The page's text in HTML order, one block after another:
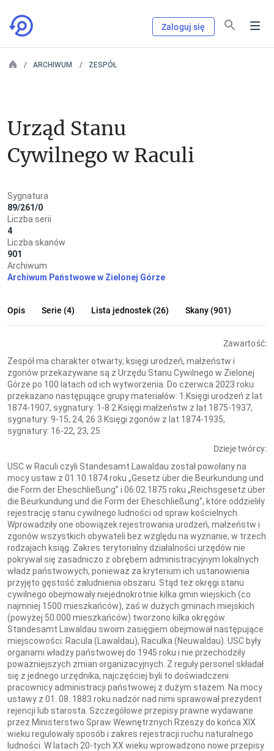
Zaloguj się
ARCHIWUM ZESPÓŁ
Urząd Stanu
Cywilnego w Raculi
Sygnatura
89/261/0
Liczba serii
4
Liczba skanów
901
Archiwum
Archiwum Państwowe w Zielonej Górze
Opis Serie (4) Lista jednostek (26) Skany (901)
Zawartość:
Zespół ma charakter otwarty; księgi urodzeń, małżeństw i
zgonów przekazywane są z Urzędu Stanu Cywilnego w Zielonej
Górze po 100 latach od ich wytworzenia. Do czerwca 2023 roku
przekazano następujące grupy materiałów: 1.Księgi urodzeń z lat
1874-1907, sygnatury: 1-8 2.Księgi małżeństw z lat 1875-1937,
sygnatury: 9-15, 24, 26 3.Księgi zgonów z lat 1874-1935,
sygnatury: 16-22, 23, 25
Dzieje twórcy:
USC w Raculi czyli Standesamt Lawaldau został powołany na
mocy ustaw z 01.10.1874 roku „Gesetz über die Beurkundung und
die Form der Eheschließung” i 06.02.1875 roku „Reichsgesetz über
die Beurkundung und die Form der Eheschließung“, które oddzieliły
rejestrację stanu cywilnego ludności od spraw kościelnych.
Wprowadziły one obowiązek rejestrowania urodzeń, małżeństw i
zgonów wszystkich obywateli bez względu na wyznanie, w trzech
rodzajach ksiąg. Zakres terytorialny działalności urzędów nie
pokrywał się zasadniczo z obrębem administracyjnym lokalnych
władz państwowych, ponieważ za kryterium ich ustanowienia
przyjęto gęstość zaludnienia obszaru. Stąd też okręgi stanu
cywilnego obejmowały niejednokrotnie kilka gmin wiejskich (co
najmniej 1500 mieszkańców), zaś w dużych gminach miejskich
(powyżej 50.000 mieszkańców) tworzono kilka okręgów.
Standesamt Lawaldau swoim zasięgiem obejmował następujące
miejscowości: Racula (Lawaldau), Raculka (Neuwaldau). USC były
organami władzy państwowej do 1945 roku i nie przechodziły
poważniejszych zmian organizacyjnych. Z reguły personel składał
się z jednego urzędnika, najczęściej byli to doświadczeni
pracownicy administracji państwowej z dużym stażem. Na mocy
ustawy z 01. 08. 1883 roku nadzór nad nimi sprawował prezydent
rejencji lub starosta. Szczegółowe przepisy prawne wydawane
przez Ministerstwo Spraw Wewnętrznych Rzeszy do końca XIX
wieku regulowały sposób i zakres rejestracji ruchu naturalnego
ludności. W latach 20-tych XX wieku wprowadzono nowe przepisy